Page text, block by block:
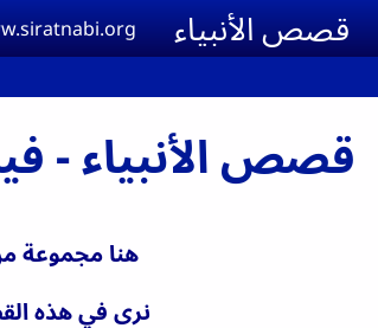
Skip to main content
قصص الأنبياء
قصص الأنبياء -
هنا مجموعة
نرى في هذه